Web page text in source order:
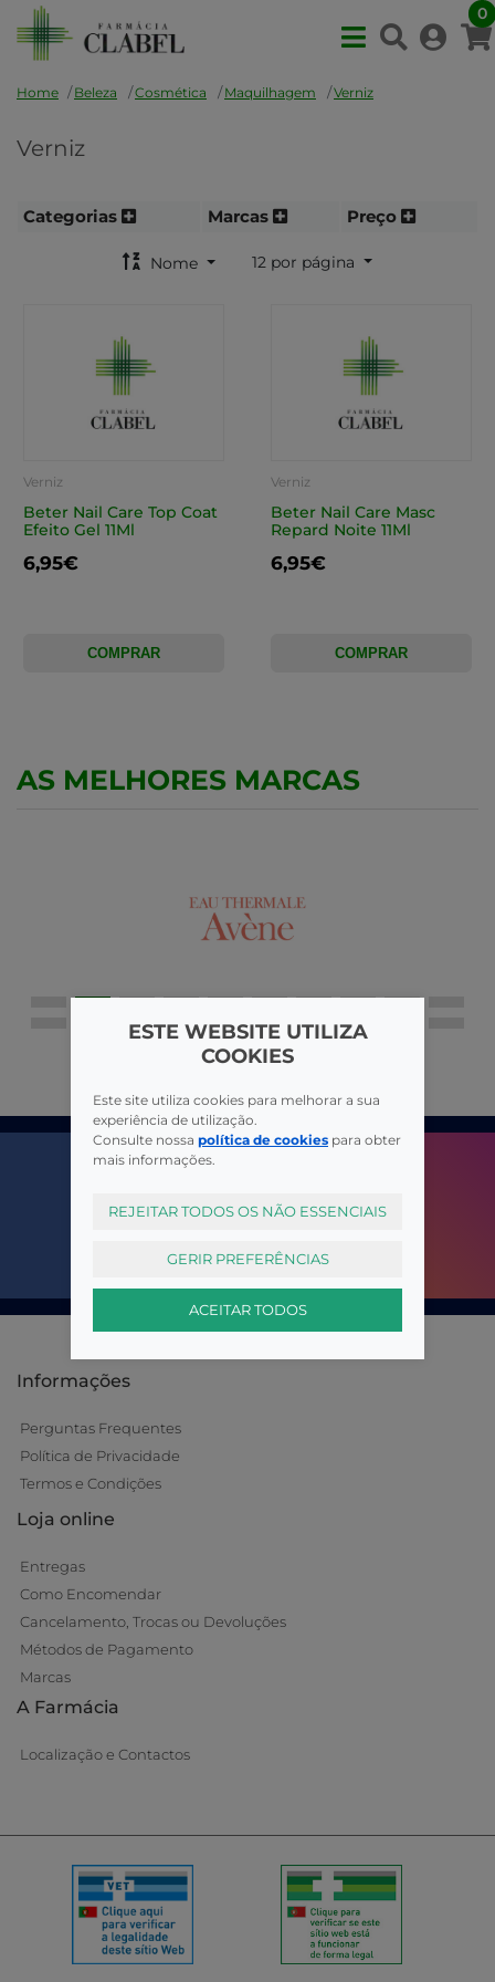
0
Home Beleza Cosmética Maquilhagem Verniz
Verniz
Categorias Marcas Preço
Nome 12 por página
Verniz
Beter Nail Care Top Coat
Efeito Gel 11Ml
6,95€
COMPRAR
Verniz
Beter Nail Care Masc
Repard Noite 11Ml
6,95€
COMPRAR
AS MELHORES MARCAS
Informações
Perguntas Frequentes
Política de Privacidade
Termos e Condições
Loja online
Entregas
Como Encomendar
Cancelamento, Trocas ou Devoluções
Métodos de Pagamento
Marcas
A Farmácia
Localização e Contactos
ESTE WEBSITE UTILIZA
COOKIES
Este site utiliza cookies para melhorar a sua
experiência de utilização.
Consulte nossa política de cookies para obter
mais informações.
REJEITAR TODOS OS NÃO ESSENCIAIS
GERIR PREFERÊNCIAS
ACEITAR TODOS